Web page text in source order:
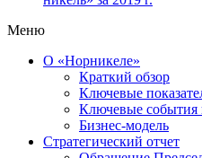
Меню
О «Норникеле»
Краткий обзор
Ключевые
Ключевые события
Бизнес-модель
Стратегический отчет